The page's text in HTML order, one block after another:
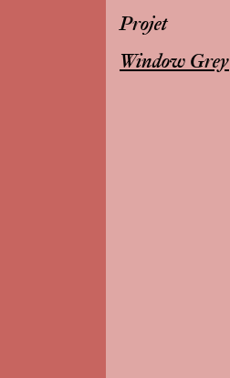
Projet
Window Grey